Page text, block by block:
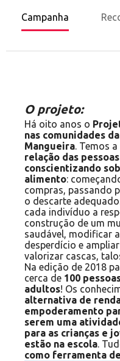
Campanha
O projeto:
Há oito anos o
nas comunidades
Mangueira. Temos
relação das
conscientizando
alimento:
compras, passando
o descarte
cada indivíduo a
construção de um
saudável, modificar
desperdício e
valorizar cascas,
Na edição de 2018
cerca de 100
adultos! Os
alternativa de
empoderamento
serem uma
para as crianças e
estão na escola.
como ferramenta